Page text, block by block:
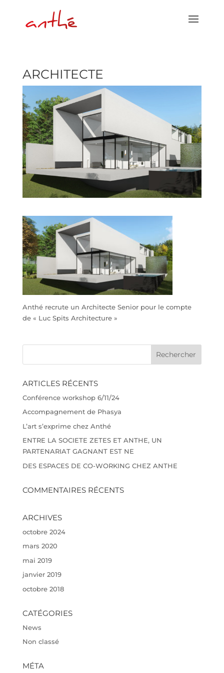
ARCHITECTE
Anthé recrute un Architecte Senior pour le compte
de « Luc Spits Architecture »
ARTICLES RÉCENTS
Conférence workshop 6/11/24
Accompagnement de Phasya
L’art s’exprime chez Anthé
ENTRE LA SOCIETE ZETES ET ANTHE, UN
PARTENARIAT GAGNANT EST NE
DES ESPACES DE CO-WORKING CHEZ ANTHE
COMMENTAIRES RÉCENTS
ARCHIVES
octobre 2024
mars 2020
mai 2019
janvier 2019
octobre 2018
CATÉGORIES
News
Non classé
MÉTA